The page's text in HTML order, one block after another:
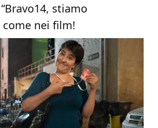
stiamo
come nei film!